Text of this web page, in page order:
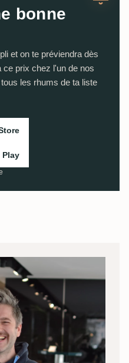
bonne
et on te préviendra dès
ce prix chez l'un de nos
les rhums de ta liste
Play